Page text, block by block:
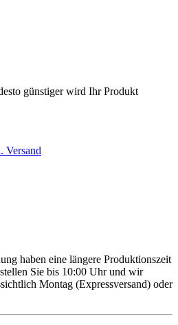
günstiger wird Ihr Produkt
Versand
haben eine längere Produktionszeit
Sie bis 10:00 Uhr und wir
Montag (Expressversand) oder